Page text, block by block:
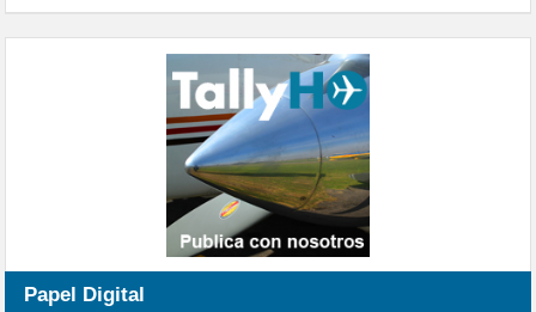
Papel Digital